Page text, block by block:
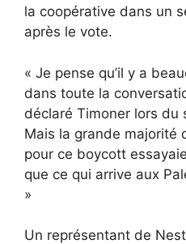
la coopérative dans un
après le vote.
« Je pense qu’il y a
dans toute la
déclaré Timoner lors du
Mais la grande majorité
pour ce boycott
que ce qui arrive aux
»
Un représentant de